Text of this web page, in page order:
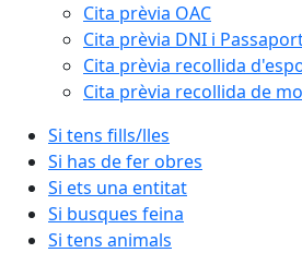
Cita prèvia OAC
Cita prèvia DNI i
Cita prèvia recollida
Cita prèvia recollida de
Si tens fills/lles
Si has de fer obres
Si ets una entitat
Si busques feina
Si tens animals